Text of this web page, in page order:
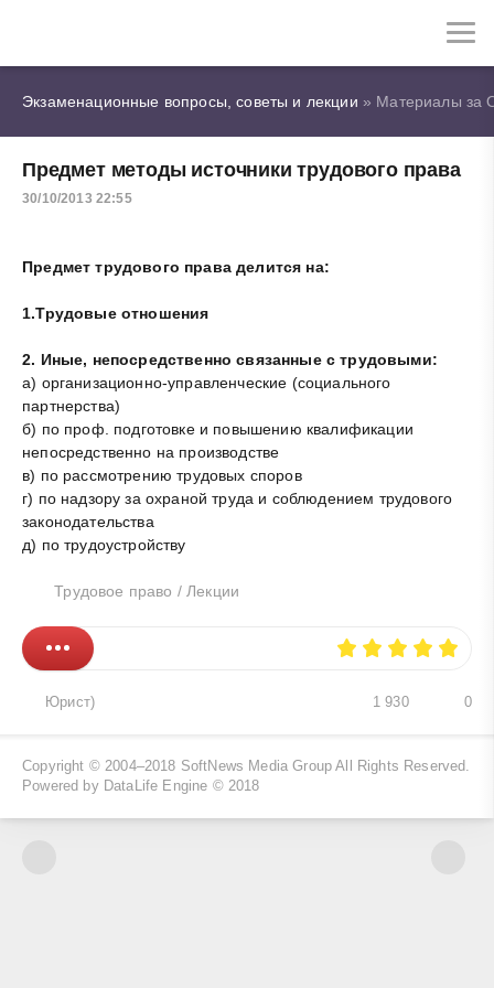
Экзаменационные вопросы, советы и лекции » Материалы за
Предмет методы источники трудового права
30/10/2013 22:55
Предмет трудового права делится на:
1.Трудовые отношения
2. Иные, непосредственно связанные с трудовыми:
а) организационно-управленческие (социального
партнерства)
б) по проф. подготовке и повышению квалификации
непосредственно на производстве
в) по рассмотрению трудовых споров
г) по надзору за охраной труда и соблюдением трудового
законодательства
д) по трудоустройству
Трудовое право /Лекции
Юрист) 0
1 930
Copyright © 2004–2018 SoftNews Media Group All Rights Reserved.
Powered by DataLife Engine © 2018